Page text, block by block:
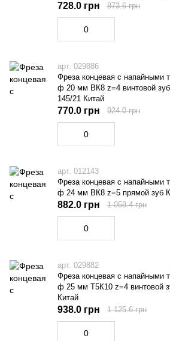
728.0 грн 873.6 грн
арт. 029886
Фреза концевая с напайными
ф 20 мм ВК8 z=4 винтовой
145/21 Китай
770.0 грн 924.0 грн
арт. 012143
Фреза концевая с напайными
ф 24 мм ВК8 z=5 прямой зуб
882.0 грн 1 058.4 грн
арт. 029882
Фреза концевая с напайными
ф 25 мм Т5К10 z=4 винтовой
Китай
938.0 грн 1 125.6 грн